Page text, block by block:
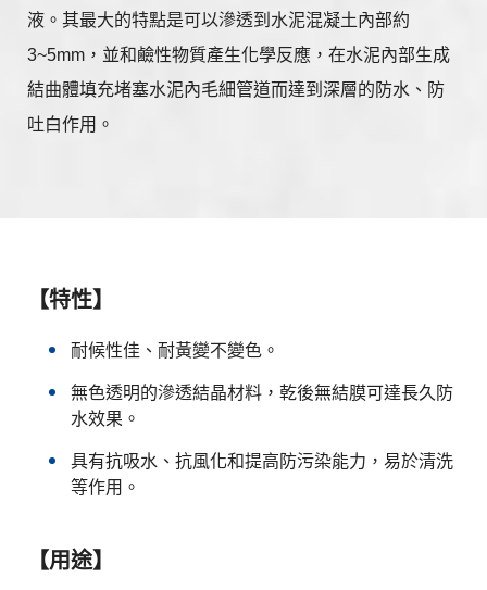
液。其最大的特點是可以滲透到水泥混凝土內部約
3~5mm，並和鹼性物質產生化學反應，在水泥內部生成
結曲體填充堵塞水泥內毛細管道而達到深層的防水、防
吐白作用。
【特性】
耐候性佳、耐黃變不變色。
無色透明的滲透結晶材料，乾後無結膜可達長久防
水效果。
具有抗吸水、抗風化和提高防污染能力，易於清洗
等作用。
【用途】